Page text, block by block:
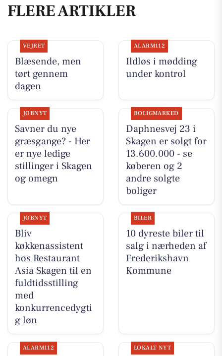
FLERE ARTIKLER
VEJRET
Blæsende, men
tørt gennem
dagen
ALARM112
Ildløs i mødding
under kontrol
JOBNYT
Savner du nye
græsgange? - Her
er nye ledige
stillinger i Skagen
og omegn
BOLIGMARKED
Daphnesvej 23 i
Skagen er solgt for
13.600.000 - se
køberen og 2
andre solgte
boliger
JOBNYT
Bliv
køkkenassistent
hos Restaurant
Asia Skagen til en
fuldtidsstilling
med
konkurrencedygti
g løn
BILER
10 dyreste biler til
salg i nærheden af
Frederikshavn
Kommune
ALARM112 LOKALT NYT